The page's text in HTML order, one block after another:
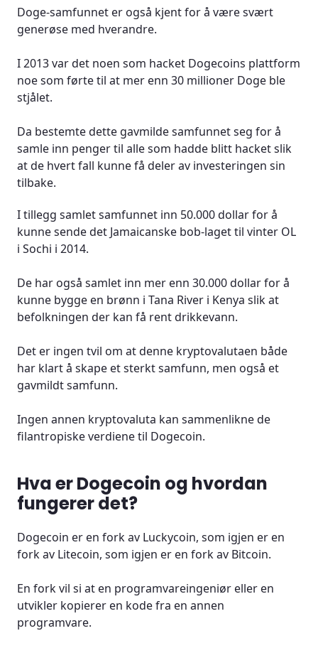
Dogecoin VS. annen kryptovaluta - hvordan ligger
Hvordan ser Dogecoins fremtidige pris ut?
Hvordan fungerer Dogecoins tilbud og etterspørsel
Utfordringer for Dogecoin fremover
Skal, skal ikke - er Dogecoin en god ide?
Doge-samfunnet er også kjent for å være svært
generøse med hverandre.
I 2013 var det noen som hacket Dogecoins plattform
noe som førte til at mer enn 30 millioner Doge ble
stjålet.
Da bestemte dette gavmilde samfunnet seg for å
samle inn penger til alle som hadde blitt hacket slik
at de hvert fall kunne få deler av investeringen sin
tilbake.
I tillegg samlet samfunnet inn 50.000 dollar for å
kunne sende det Jamaicanske bob-laget til vinter OL
i Sochi i 2014.
De har også samlet inn mer enn 30.000 dollar for å
kunne bygge en brønn i Tana River i Kenya slik at
befolkningen der kan få rent drikkevann.
Det er ingen tvil om at denne kryptovalutaen både
har klart å skape et sterkt samfunn, men også et
gavmildt samfunn.
Ingen annen kryptovaluta kan sammenlikne de
filantropiske verdiene til Dogecoin.
Hva er Dogecoin og hvordan
fungerer det?
Dogecoin er en fork av Luckycoin, som igjen er en
fork av Litecoin, som igjen er en fork av Bitcoin.
En fork vil si at en programvareingeniør eller en
utvikler kopierer en kode fra en annen
programvare.